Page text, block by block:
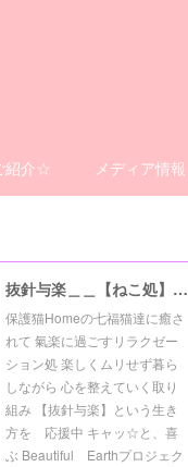
紹介☆ メディア情報
抜針与楽＿＿【ねこ処】＿＿猫楽ゼーションHome☆
保護猫Homeの七福猫達に癒さ
れて 氣楽に過ごすリラクゼー
ション処 楽しくムリせず暮ら
しながら 心を整えていく取り
組み 【抜針与楽】という生き
方を 応援中 キャッ☆と、喜
ぶ Beautiful Earthプロジェク